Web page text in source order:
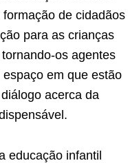
de cidadãos
para as crianças
os agentes
em que estão
acerca da
educação infantil